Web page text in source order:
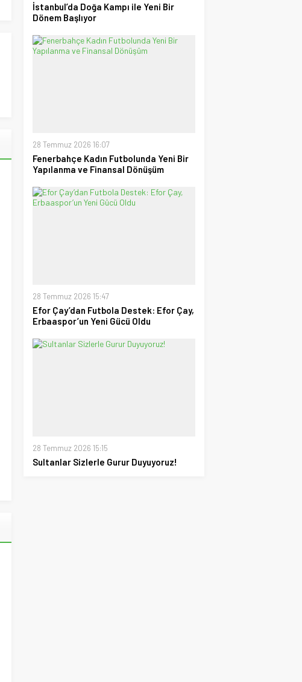
İstanbul’da Doğa Kampı ile Yeni Bir
Dönem Başlıyor
28 Temmuz 2026 16:07
Fenerbahçe Kadın Futbolunda Yeni Bir
Yapılanma ve Finansal Dönüşüm
28 Temmuz 2026 15:47
Efor Çay’dan Futbola Destek: Efor Çay,
Erbaaspor’un Yeni Gücü Oldu
28 Temmuz 2026 15:15
Sultanlar Sizlerle Gurur Duyuyoruz!